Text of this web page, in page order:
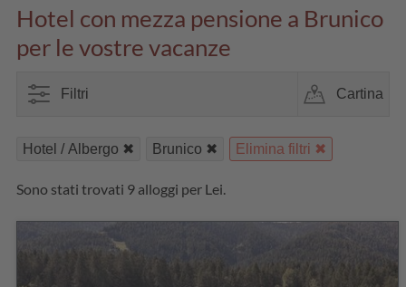
Hotel con mezza pensione a Brunico
per le vostre vacanze
Filtri Cartina
Hotel / Albergo Brunico Elimina filtri
Sono stati trovati 9 alloggi per Lei.